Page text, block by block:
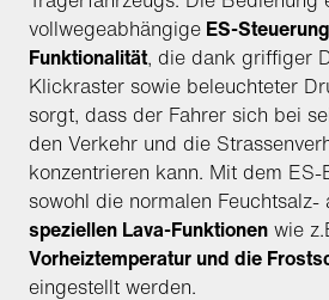
vollwegeabhängige ES-
Funktionalität, die dank griffiger
Klickraster sowie beleuchteter
sorgt, dass der Fahrer sich bei
den Verkehr und die
konzentrieren kann. Mit dem
sowohl die normalen Feuchtsalz-
speziellen Lava-Funktionen wie
Vorheiztemperatur und die
eingestellt werden.